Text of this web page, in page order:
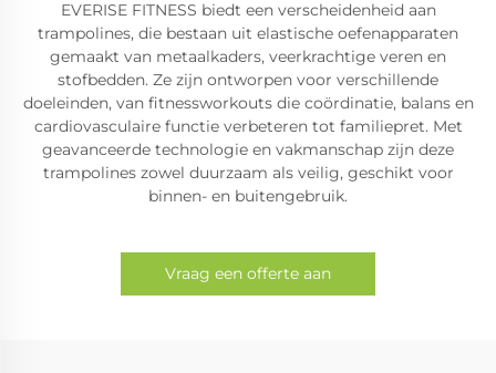
EVERISE FITNESS biedt een verscheidenheid aan
trampolines, die bestaan uit elastische oefenapparaten
gemaakt van metaalkaders, veerkrachtige veren en
stofbedden. Ze zijn ontworpen voor verschillende
doeleinden, van fitnessworkouts die coördinatie, balans en
cardiovasculaire functie verbeteren tot familiepret. Met
geavanceerde technologie en vakmanschap zijn deze
trampolines zowel duurzaam als veilig, geschikt voor
binnen- en buitengebruik.
Vraag een offerte aan